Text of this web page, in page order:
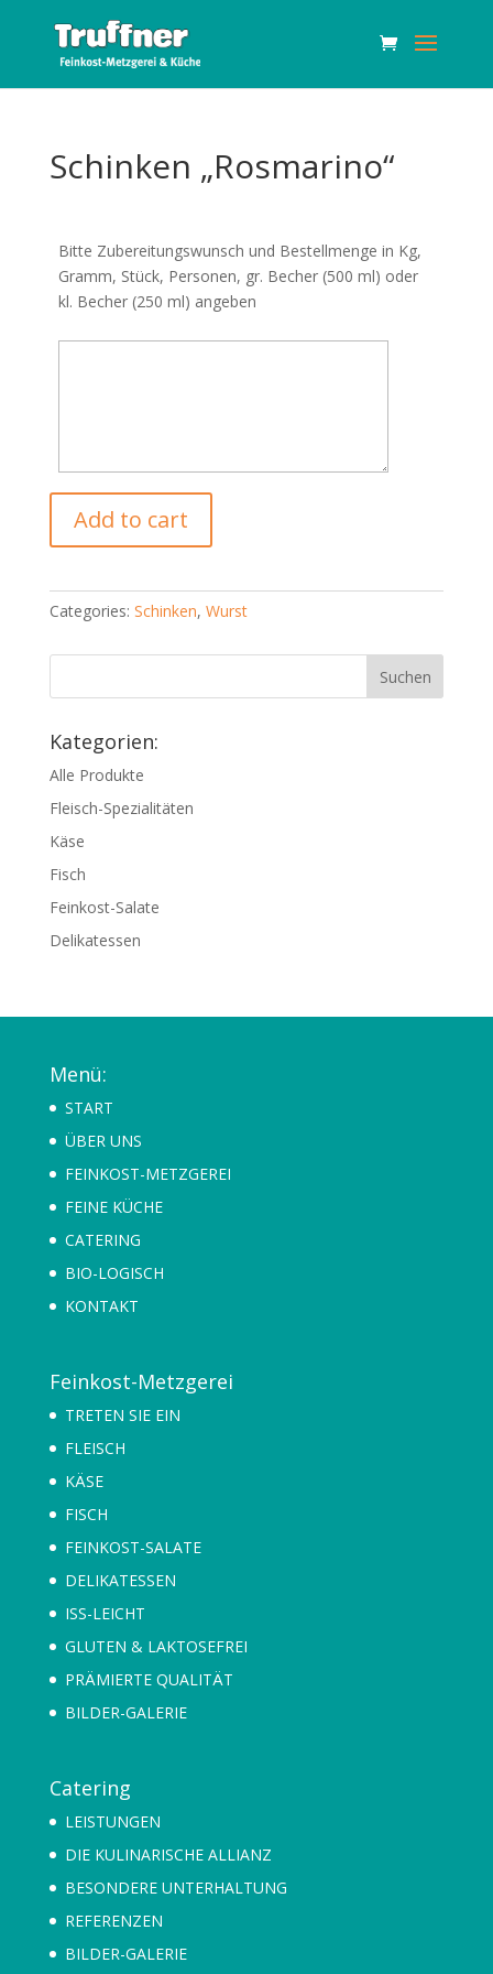
Schinken „Rosmarino“
Bitte Zubereitungswunsch und Bestellmenge in Kg,
Gramm, Stück, Personen, gr. Becher (500 ml) oder
kl. Becher (250 ml) angeben
"Rosmarino"
quantity
Add to cart
Categories: Schinken, Wurst
Kategorien:
Alle Produkte
Fleisch-Spezialitäten
Käse
Fisch
Feinkost-Salate
Delikatessen
Menü:
START
ÜBER UNS
FEINKOST-METZGEREI
FEINE KÜCHE
CATERING
BIO-LOGISCH
KONTAKT
Feinkost-Metzgerei
TRETEN SIE EIN
FLEISCH
KÄSE
FISCH
FEINKOST-SALATE
DELIKATESSEN
ISS-LEICHT
GLUTEN & LAKTOSEFREI
PRÄMIERTE QUALITÄT
BILDER-GALERIE
Catering
LEISTUNGEN
DIE KULINARISCHE ALLIANZ
BESONDERE UNTERHALTUNG
REFERENZEN
BILDER-GALERIE